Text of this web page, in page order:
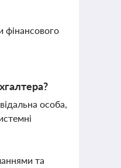
фінансового
особа,
та